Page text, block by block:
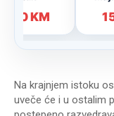
Na krajnjem istoku
uveče će i u ostalim